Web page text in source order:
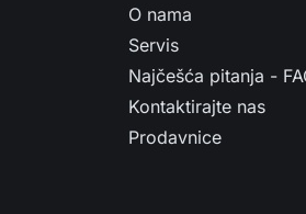
O nama
Servis
Najčešća pitanja -
Kontaktirajte nas
Prodavnice